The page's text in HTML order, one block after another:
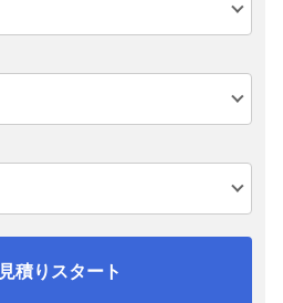
見積りスタート